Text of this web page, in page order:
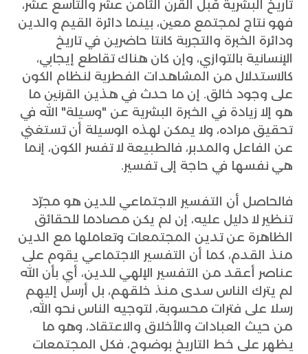
تاريخ البشرية قبل القرن الثامن عشر والتاسع عشر،
فهو نتاج لمجتمع معين، بينما دائرة القيم والدين
ودائرة الخبرة والتجربة كانتا حاضرين في تاريخ
الإنسانية بالتوازي، وإن كان هناك تقاطع إيجابي،
كالاستدلال من المشاهدات الفطرية لنظام الكون
على وجود خالق. إن ما حدث في هذين القرنين ما
هو إلا زيادة في الخبرة البشرية عن "وسيلة" الله في
تحقيق مراده، ولا يمكن لهذه الوسيلة أن تستغني
عن الفاعل والمدبر، فالطبيعة لا تفسر الكون، إنما
هي نفسها في حاجة إلى تفسير.
فالحاصل أن التفسير الاجتماعي للدين هو مجرّد
تنظير لا دليل عليه، إن لم يكن مصادما للحقائق
الظاهرة عن تدين المجتمعات وتعاملها مع الدين
منذ القدم، كما أن التفسير الاجتماعي يقوم على
عناصر أعقد من التفسير الإلهي للدين، أي بأن الله
لم يترك الناس سدى منذ خلقهم، بل أرسل إليهم
رسلا على فترات محسوبة، لتوجيه الناس نحو الله،
من حيث العبادات والأخلاق والاعتقاد، وهو ما
يظهر على خط التاريخ بوضوح، فكل المجتمعات